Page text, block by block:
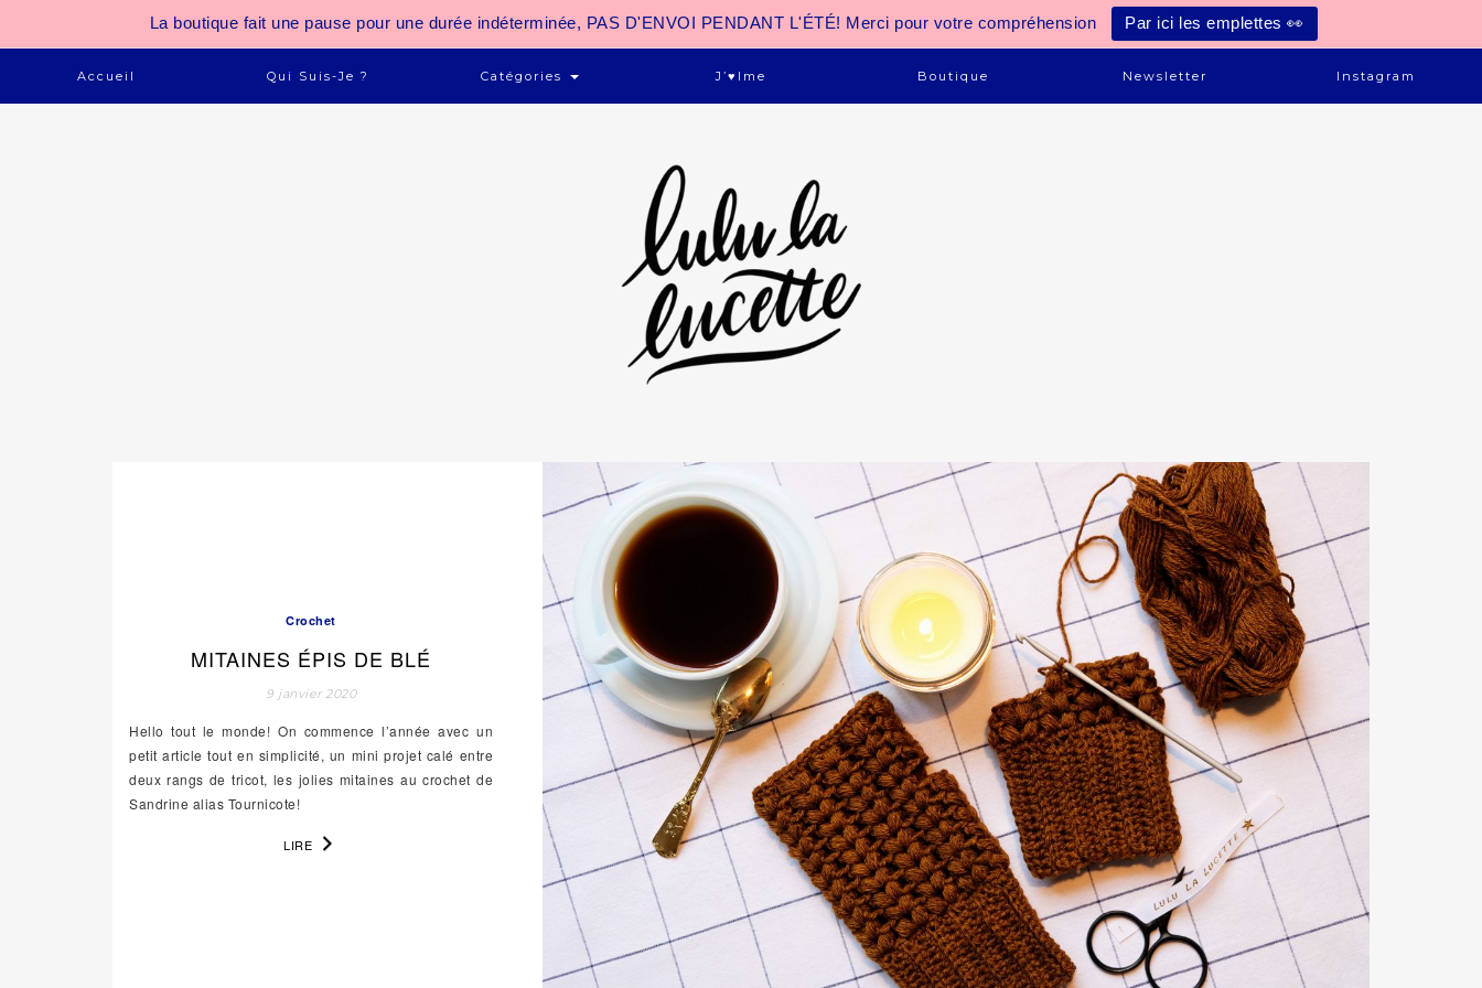
La boutique fait une pause pour une durée indéterminée, PAS D'ENVOI PENDANT L'ÉTÉ! Merci pour votre compréhension Par ici les emplettes 👀
Accueil Qui Suis-Je ? Catégories J’♥ime Boutique Newsletter Instagram
Crochet
MITAINES ÉPIS DE BLÉ
9 janvier 2020
Hello tout le monde! On commence l’année avec un
petit article tout en simplicité, un mini projet calé entre
deux rangs de tricot, les jolies mitaines au crochet de
Sandrine alias Tournicote!
LIRE